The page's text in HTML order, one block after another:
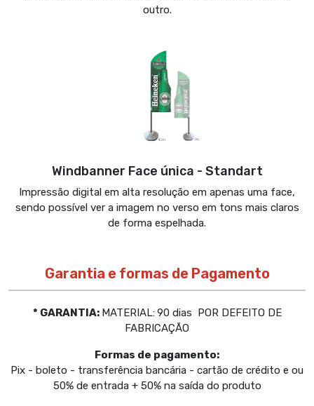
outro.
Windbanner Face única - Standart
Impressão digital em alta resolução em apenas uma face,
sendo possível ver a imagem no verso em tons mais claros
de forma espelhada.
Garantia e formas de Pagamento
* GARANTIA: MATERIAL:90 dias POR DEFEITO DE
FABRICAÇÃO
Formas de pagamento:
Pix - boleto - transferência bancária - cartão de crédito e ou
50% de entrada + 50% na saída do produto